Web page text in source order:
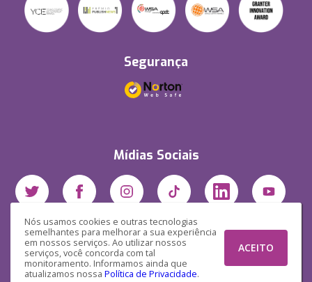
Nós usamos cookies e outras tecnologias
semelhantes para melhorar a sua experiência
em nossos serviços. Ao utilizar nossos
serviços, você concorda com tal
monitoramento. Informamos ainda que
atualizamos nossa Política de Privacidade.
ACEITO
Segurança
Mídias Sociais